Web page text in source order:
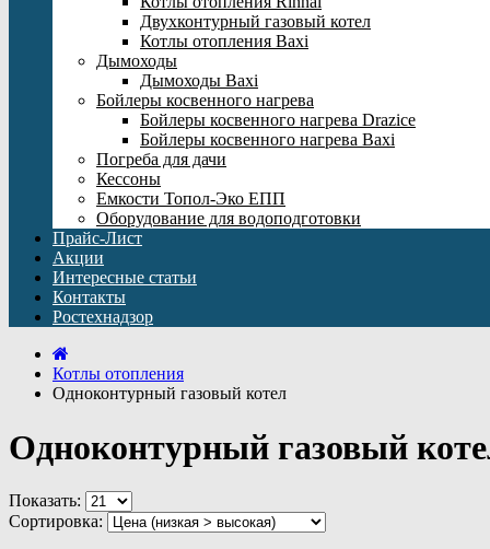
Двухконтурный газовый котел
Котлы отопления Baxi
Дымоходы
Дымоходы Baxi
Бойлеры косвенного нагрева
Бойлеры косвенного нагрева Drazice
Бойлеры косвенного нагрева Baxi
Погреба для дачи
Кессоны
Емкости Топол-Эко ЕПП
Оборудование для водоподготовки
Прайс-Лист
Акции
Интересные статьи
Контакты
Ростехнадзор
Котлы отопления
Одноконтурный газовый котел
Одноконтурный газовый
Показать:
Сортировка: